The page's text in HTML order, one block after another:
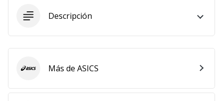
Descripción
ASICSMás de ASICS